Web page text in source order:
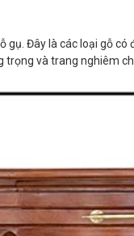
Đây là các loại gỗ
và trang nghiêm